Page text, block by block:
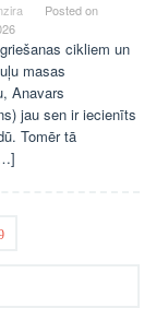
Posted on
cikliem un
masas
Anavars
jau sen ir iecienīts
Tomēr tā